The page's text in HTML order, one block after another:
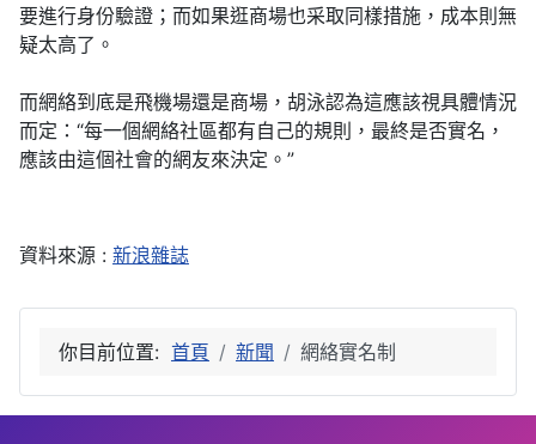
要進行身份驗證；而如果逛商場也采取同樣措施，成本則無
疑太高了。
而網絡到底是飛機場還是商場，胡泳認為這應該視具體情況
而定：“每一個網絡社區都有自己的規則，最終是否實名，
應該由這個社會的網友來決定。”
資料來源 : 新浪雜誌
你目前位置: 首頁 新聞 網絡實名制